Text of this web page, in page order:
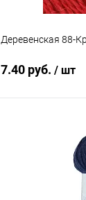
Деревенская 88-
7.40 руб. / шт
Купить в 1 клик